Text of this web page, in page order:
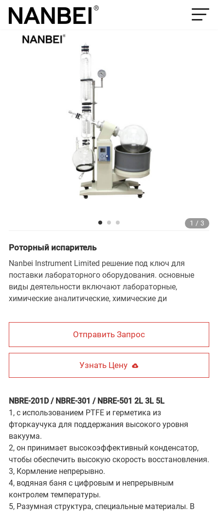
1 / 3
Роторный испаритель
Nanbei Instrument Limited решение под ключ для
поставки лабораторного оборудования. основные
виды деятельности включают лабораторные,
химические аналитические, химические ди
Отправить Запрос
Узнать Цену
NBRE-201D / NBRE-301 / NBRE-501 2L 3L 5L
1, с использованием PTFE и герметика из
фторкаучука для поддержания высокого уровня
вакуума.
2, он принимает высокоэффективный конденсатор,
чтобы обеспечить высокую скорость восстановления.
3, Кормление непрерывно.
4, водяная баня с цифровым и непрерывным
контролем температуры.
5, Разумная структура, специальные материалы. В